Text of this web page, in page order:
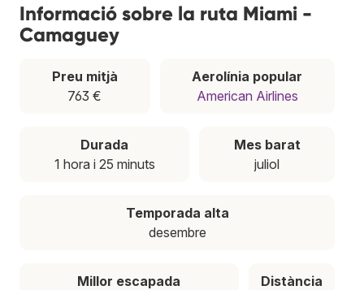
Informació sobre la ruta Miami -
Camaguey
Preu mitjà
763 €
Aerolínia popular
American Airlines
Durada
1 hora i 25 minuts
Mes barat
juliol
Temporada alta
desembre
Millor escapada
Distància